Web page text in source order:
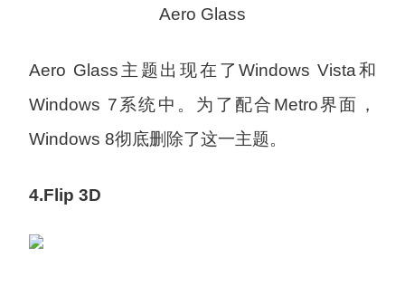
Aero Glass
Aero Glass主题出现在了Windows Vista和
Windows 7系统中。为了配合Metro界面，
Windows 8彻底删除了这一主题。
4.Flip 3D